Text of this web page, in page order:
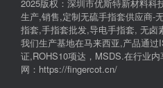
2025版权：深圳市优斯特新材料科
生产,销售,定制无硫手指套供应商-
指套,手指套批发,导电手指套, 无卤
我们生产基地在马来西亚,产品通过
证,ROHS10项达，MSDS.在行业
网：https://fingercot.cn/